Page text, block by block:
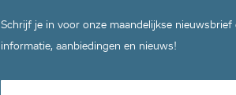
Schrijf je in voor onze maandelijkse
informatie, aanbiedingen en nieuws!